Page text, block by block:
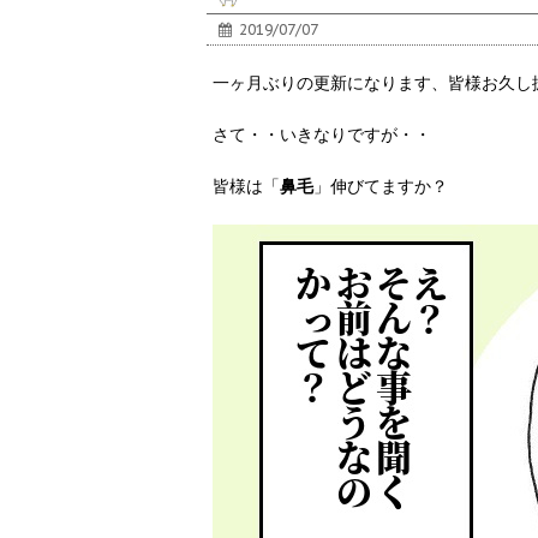
2019/07/07
一ヶ月ぶりの更新になります、皆様お久し
さて・・いきなりですが・・
皆様は「鼻毛」伸びてますか？